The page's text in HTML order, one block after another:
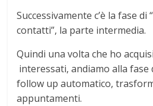
Successivamente c’è la fase di
contatti”, la parte intermedia.
Quindi una volta che ho
interessati, andiamo alla fase
follow up automatico,
appuntamenti.